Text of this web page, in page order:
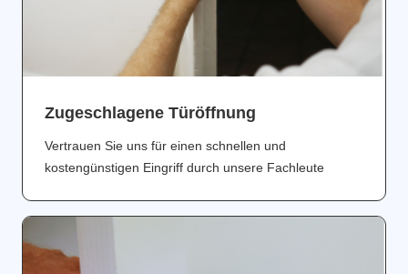
Zugeschlagene Türöffnung
Vertrauen Sie uns für einen schnellen und
kostengünstigen Eingriff durch unsere Fachleute